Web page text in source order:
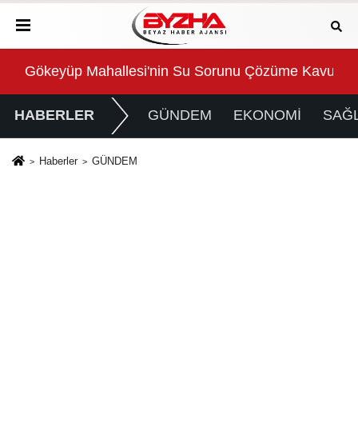
Gökeyüp Mahallesi'nin Su Sorunu Çözüme
HABERLER GÜNDEM EKONOMİ
Haberler GÜNDEM